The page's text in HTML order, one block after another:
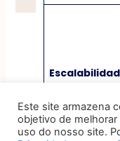
Este site armazena
objetivo de
uso do nosso site.